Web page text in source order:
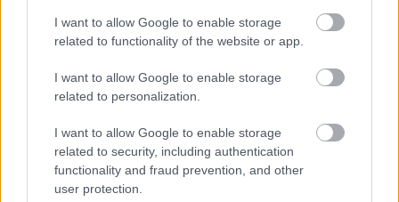
I want to allow Google to enable storage
related to functionality of the website or app.
I want to allow Google to enable storage
related to personalization.
I want to allow Google to enable storage
related to security, including authentication
functionality and fraud prevention, and other
user protection.
FORMA-1
Adrian Newey tiszta vizet öntött a
pohárba Fernando Alonso jövőjéről
FORMA-1
Jelentős összeget kér Alonso az